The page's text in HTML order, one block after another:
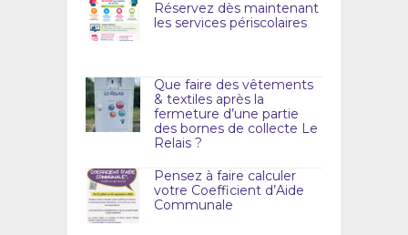
Réservez dès maintenant
les services périscolaires
Que faire des vêtements
& textiles après la
fermeture d’une partie
des bornes de collecte Le
Relais ?
Pensez à faire calculer
votre Coefficient d’Aide
Communale